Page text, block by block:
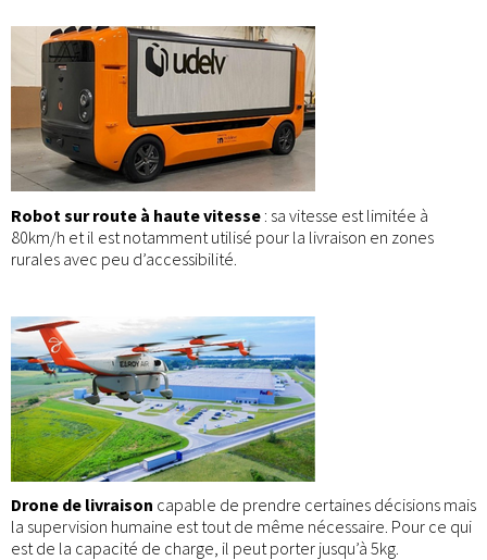
Robot sur route à haute vitesse : sa vitesse est limitée à
80km/h et il est notamment utilisé pour la livraison en zones
rurales avec peu d’accessibilité.
Drone de livraison capable de prendre certaines décisions mais
la supervision humaine est tout de même nécessaire. Pour ce qui
est de la capacité de charge, il peut porter jusqu’à 5kg.